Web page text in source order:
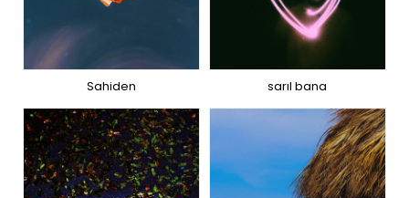
Sahiden sarıl bana